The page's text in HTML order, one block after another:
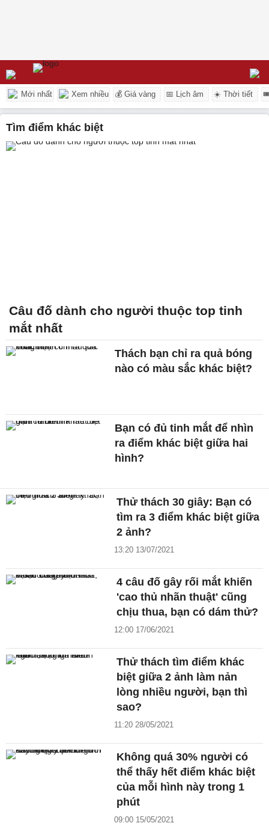
Mới nhất Xem nhiều 💰 Giá vàng 📅 Lịch âm ☀️ Thời tiết
tìm điểm khác biệt
Câu đố dành cho người thuộc top tinh
mắt nhất
Thách bạn chỉ ra quả bóng
nào có màu sắc khác biệt?
Bạn có đủ tinh mắt để nhìn
ra điểm khác biệt giữa hai
hình?
Thử thách 30 giây: Bạn có
tìm ra 3 điểm khác biệt giữa
2 ảnh?
13:20 13/07/2021
4 câu đố gây rối mắt khiến
'cao thủ nhãn thuật' cũng
chịu thua, bạn có dám thử?
12:00 17/06/2021
Thử thách tìm điểm khác
biệt giữa 2 ảnh làm nản
lòng nhiều người, bạn thì
sao?
11:20 28/05/2021
Không quá 30% người có
thể thấy hết điểm khác biệt
của mỗi hình này trong 1
phút
09:00 15/05/2021